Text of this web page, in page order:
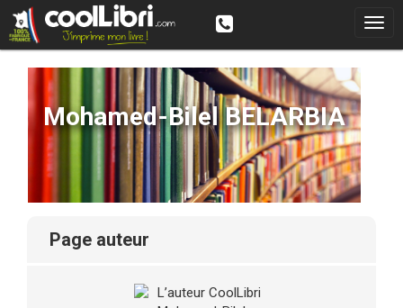
Mohamed-Bilel BELARBIA
page auteur